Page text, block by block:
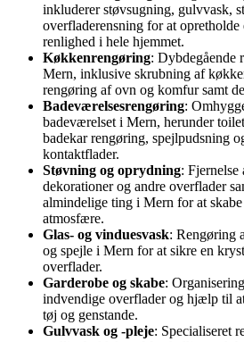
inkluderer støvsugning, gulvvask,
overfladerensning for at
renlighed i hele hjemmet.
Køkkenrengøring: Dybdegående
Mern, inklusive skrubning af
rengøring af ovn og komfur samt
Badeværelsesrengøring:
badeværelset i Mern, herunder
badekar rengøring, spejlpudsning
kontaktflader.
Støvning og oprydning: Fjernelse
dekorationer og andre overflader
almindelige ting i Mern for at skabe
atmosfære.
Glas- og vinduesvask: Rengøring
og spejle i Mern for at sikre en
overflader.
Garderobe og skabe:
indvendige overflader og hjælp til
tøj og genstande.
Gulvvask og -pleje: Specialiseret